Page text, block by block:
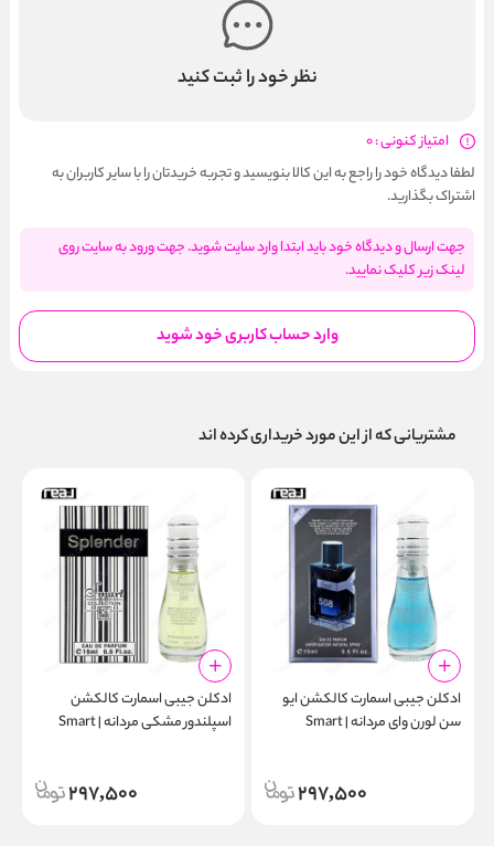
نظر خود را ثبت کنید
امتیاز کنونی : 0
لطفا دیدگاه خود را راجع به این کالا بنویسید و تجربه خریدتان را با سایر کاربران به
اشتراک بگذارید.
جهت ارسال و دیدگاه خود باید ابتدا وارد سایت شوید. جهت ورود به سایت روی
لینک زیر کلیک نمایید.
وارد حساب کاربری خود شوید
مشتریانی که از این مورد خریداری کرده اند
ادکلن جیبی اسمارت کالکشن ایو
سن لورن وای مردانه | Smart
297,500
ادکلن جیبی اسمارت کالکشن
اسپلندور مشکی مردانه | Smart
297,500